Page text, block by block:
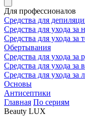
Для профессионалов
Средства для
Средства для ухода за
Средства для ухода за
Обертывания
Средства для ухода за
Средства для ухода за
Средства для ухода за
Основы
Антисептики
Главная По сериям
Beauty LUX